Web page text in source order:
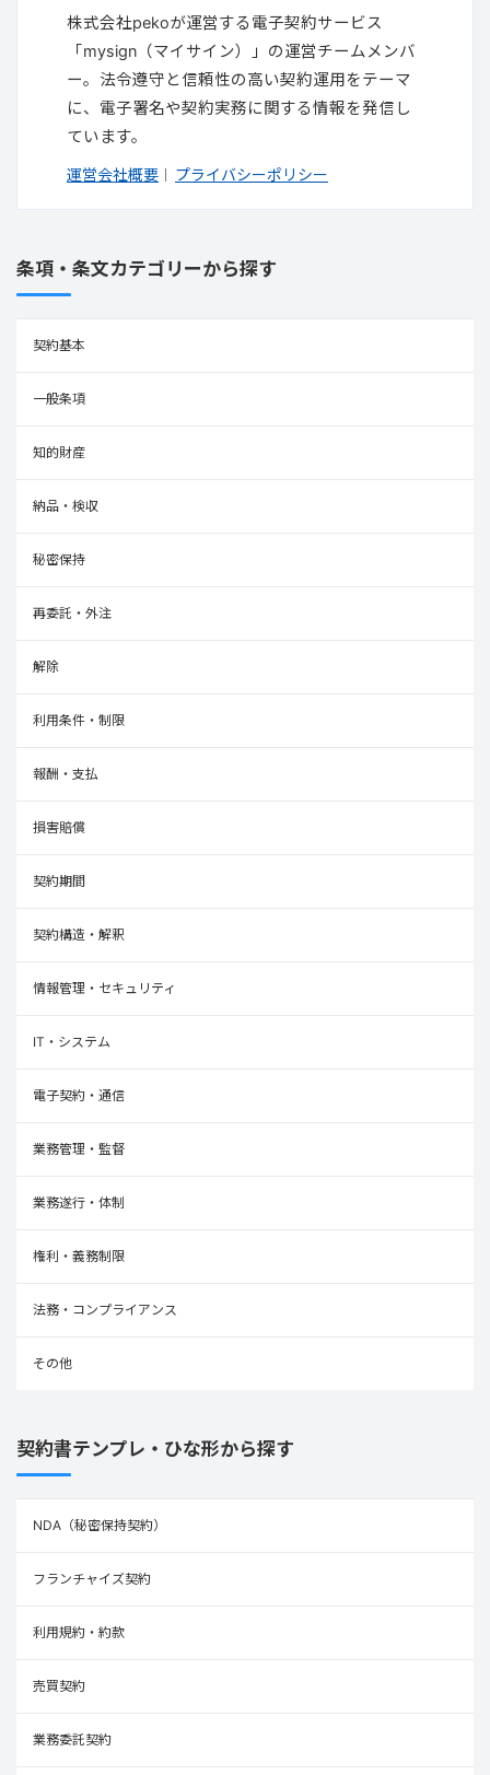
株式会社pekoが運営する電子契約サービス
「mysign（マイサイン）」の運営チームメンバ
ー。法令遵守と信頼性の高い契約運用をテーマ
に、電子署名や契約実務に関する情報を発信し
ています。
運営会社概要 プライバシーポリシー
条項・条文カテゴリーから探す
契約基本
一般条項
知的財産
納品・検収
秘密保持
再委託・外注
解除
利用条件・制限
報酬・支払
損害賠償
契約期間
契約構造・解釈
情報管理・セキュリティ
IT・システム
電子契約・通信
業務管理・監督
業務遂行・体制
権利・義務制限
法務・コンプライアンス
その他
契約書テンプレ・ひな形から探す
NDA（秘密保持契約）
フランチャイズ契約
利用規約・約款
売買契約
業務委託契約